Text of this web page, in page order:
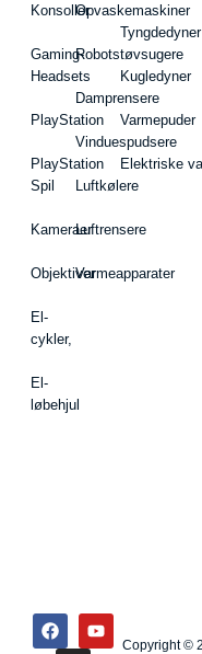
Konsoller
Gaming-
Headsets
PlayStation
PlayStation
Spil
Kameraer
Objektiver
El-
cykler,
El-
løbehjul
Opvaskemaskiner
Robotstøvsugere
Damprensere
Vinduespudsere
Luftkølere
Luftrensere
Varmeapparater
Tyngdedyner
Kugledyner
Varmepuder
Elektriske
Copyright ©